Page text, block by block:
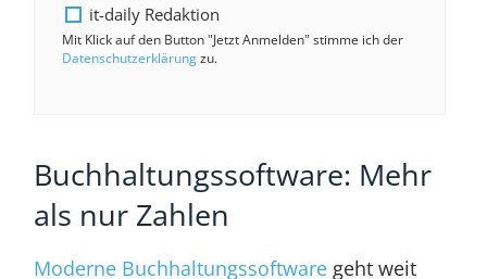
it-daily Redaktion
Mit Klick auf den Button "Jetzt Anmelden" stimme ich der
Datenschutzerklärungzu.
Buchhaltungssoftware: Mehr
als nur Zahlen
Moderne Buchhaltungssoftwaregeht weit